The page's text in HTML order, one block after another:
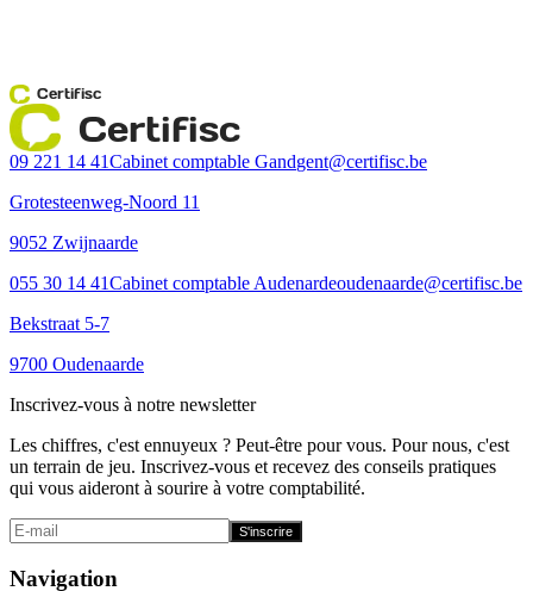
Certifisc
Certifisc
09 221 14 41Cabinet comptable Gandgent@certifisc.be
Grotesteenweg-Noord 11
9052 Zwijnaarde
055 30 14 41Cabinet comptable Audenardeoudenaarde@certifisc.be
Bekstraat 5-7
9700 Oudenaarde
Inscrivez-vous à notre newsletter
Les chiffres, c'est ennuyeux ? Peut-être pour vous. Pour nous, c'est
un terrain de jeu. Inscrivez-vous et recevez des conseils pratiques
qui vous aideront à sourire à votre comptabilité.
S'inscrire
Navigation